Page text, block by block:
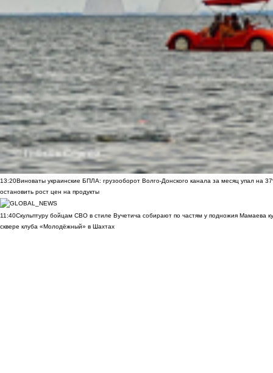
13:20Виноваты украинские БПЛА: грузооборот Волго-Донского канала за месяц упал на
остановить рост цен на продукты
11:40Скульптуру бойцам СВО в стиле Вучетича собирают по частям у подножия Мамаева
сквере клуба «Молодёжный» в Шахтах